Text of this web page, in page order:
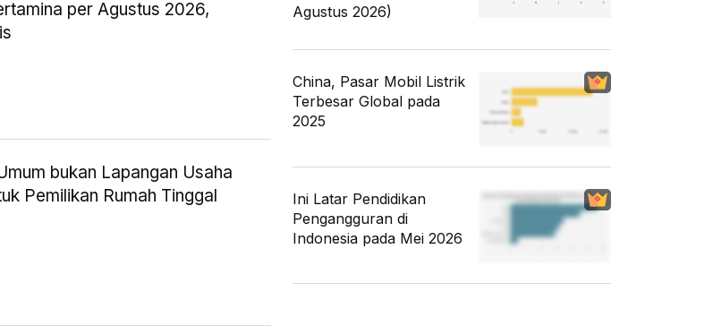
per Agustus 2026,
bukan Lapangan Usaha
Pemilikan Rumah Tinggal
Agustus 2026)
China, Pasar Mobil Listrik
Terbesar Global pada
2025
Ini Latar Pendidikan
Pengangguran di
Indonesia pada Mei 2026